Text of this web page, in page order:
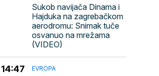
Sukob navijača Dinama i
Hajduka na zagrebačkom
aerodromu: Snimak tuče
osvanuo na mrežama
(VIDEO)
EVROPA
14:47